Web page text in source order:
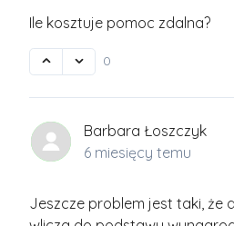
Ile kosztuje pomoc zdalna?
0
Barbara Łoszczyk
6 miesięcy temu
Jeszcze problem jest taki, że